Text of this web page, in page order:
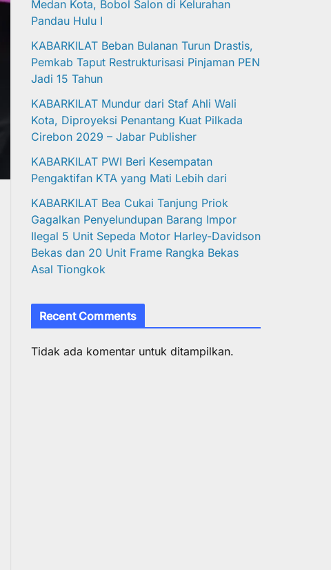
Medan Kota, Bobol Salon di Kelurahan
Pandau Hulu I
KABARKILAT Beban Bulanan Turun Drastis,
Pemkab Taput Restrukturisasi Pinjaman PEN
Jadi 15 Tahun‎
KABARKILAT Mundur dari Staf Ahli Wali
Kota, Diproyeksi Penantang Kuat Pilkada
Cirebon 2029 – Jabar Publisher
KABARKILAT PWI Beri Kesempatan
Pengaktifan KTA yang Mati Lebih dari
KABARKILAT Bea Cukai Tanjung Priok
Gagalkan Penyelundupan Barang Impor
Ilegal 5 Unit Sepeda Motor Harley-Davidson
Bekas dan 20 Unit Frame Rangka Bekas
Asal Tiongkok
Recent Comments
Tidak ada komentar untuk ditampilkan.